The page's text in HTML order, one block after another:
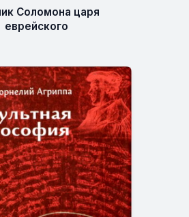
Соломона царя
еврейского